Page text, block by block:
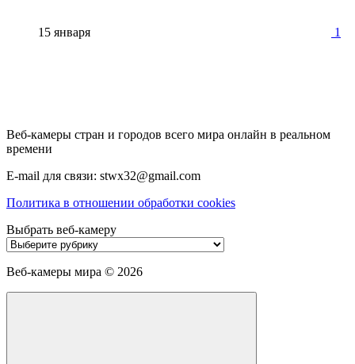
15 января 1
Веб-камеры стран и городов всего мира онлайн в реальном
времени
E-mail для связи: stwx32@gmail.com
Политика в отношении обработки cookies
Выбрать веб-камеру
Выбрать
камеру
Веб-камеры мира © 2026